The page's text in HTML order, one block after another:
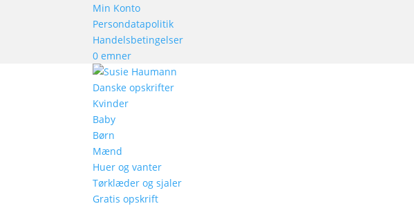
Min Konto
Persondatapolitik
Handelsbetingelser
0 emner
Danske opskrifter
Kvinder
Baby
Børn
Mænd
Huer og vanter
Tørklæder og sjaler
Gratis opskrift